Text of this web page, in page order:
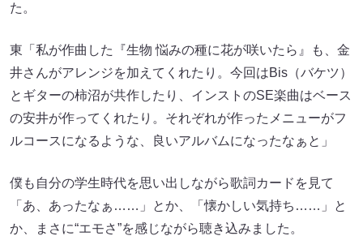
た。
東「私が作曲した『生物 悩みの種に花が咲いたら』も、金
井さんがアレンジを加えてくれたり。今回はBis（バケツ）
とギターの柿沼が共作したり、インストのSE楽曲はベース
の安井が作ってくれたり。それぞれが作ったメニューがフ
ルコースになるような、良いアルバムになったなぁと」
僕も自分の学生時代を思い出しながら歌詞カードを見て
「あ、あったなぁ……」とか、「懐かしい気持ち……」と
か、まさに“エモさ”を感じながら聴き込みました。